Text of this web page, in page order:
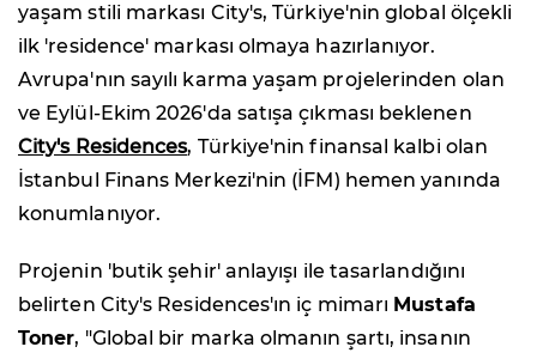
yaşam stili markası City's, Türkiye'nin global ölçekli
ilk 'residence' markası olmaya hazırlanıyor.
Avrupa'nın sayılı karma yaşam projelerinden olan
ve Eylül-Ekim 2026'da satışa çıkması beklenen
City's Residences, Türkiye'nin finansal kalbi olan
İstanbul Finans Merkezi'nin (İFM) hemen yanında
konumlanıyor.
Projenin 'butik şehir' anlayışı ile tasarlandığını
belirten City's Residences'ın iç mimarı Mustafa
Toner, "Global bir marka olmanın şartı, insanın